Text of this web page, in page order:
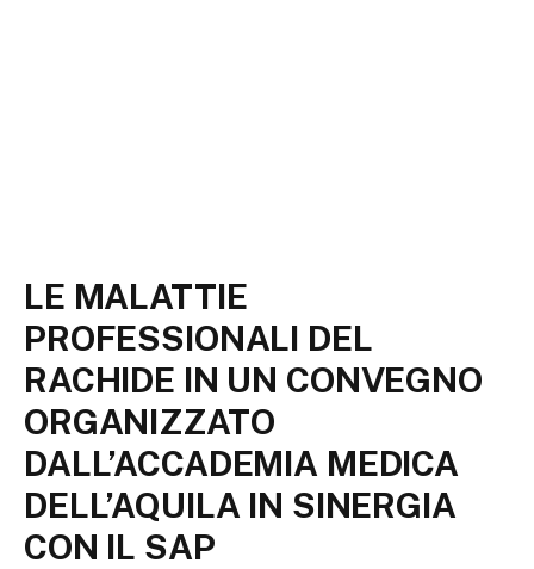
LE MALATTIE
PROFESSIONALI DEL
RACHIDE IN UN CONVEGNO
ORGANIZZATO
DALL’ACCADEMIA MEDICA
DELL’AQUILA IN SINERGIA
CON IL SAP